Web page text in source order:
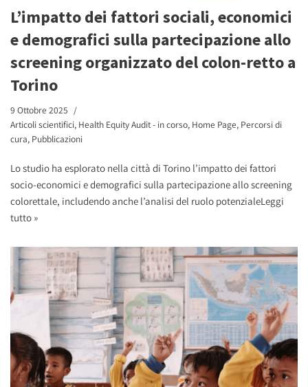
L’impatto dei fattori sociali, economici
e demografici sulla partecipazione allo
screening organizzato del colon-retto a
Torino
9 Ottobre 2025
Articoli scientifici, Health Equity Audit - in corso, Home Page, Percorsi di
cura, Pubblicazioni
Lo studio ha esplorato nella città di Torino l’impatto dei fattori
socio-economici e demografici sulla partecipazione allo screening
colorettale, includendo anche l’analisi del ruolo potenzialeLeggi
tutto »